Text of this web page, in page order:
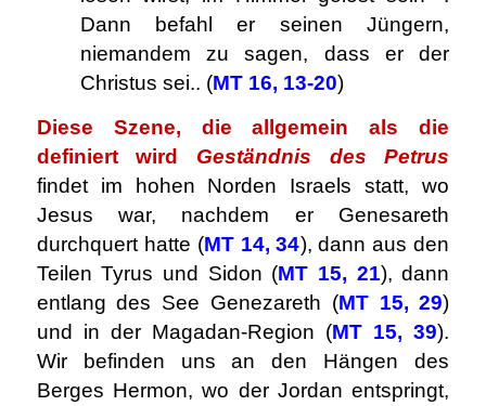
Dann befahl er seinen Jüngern,
niemandem zu sagen, dass er der
Christus sei.. (MT 16, 13-20)
Diese Szene, die allgemein als die
definiert wird Geständnis des Petrus
findet im hohen Norden Israels statt, wo
Jesus war, nachdem er Genesareth
durchquert hatte (MT 14, 34), dann aus den
Teilen Tyrus und Sidon (MT 15, 21), dann
entlang des See Genezareth (MT 15, 29)
und in der Magadan-Region (MT 15, 39).
Wir befinden uns an den Hängen des
Berges Hermon, wo der Jordan entspringt,